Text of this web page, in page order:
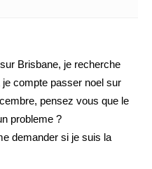
Brisbane, je recherche
compte passer noel sur
pensez vous que le
probleme ?
demander si je suis la